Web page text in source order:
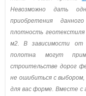
Невозможно дать
приобретения
плотность
м2. В зависимости от
полотна могут
строительстве дорог
не ошибиться с
для вас форме. Вместе с